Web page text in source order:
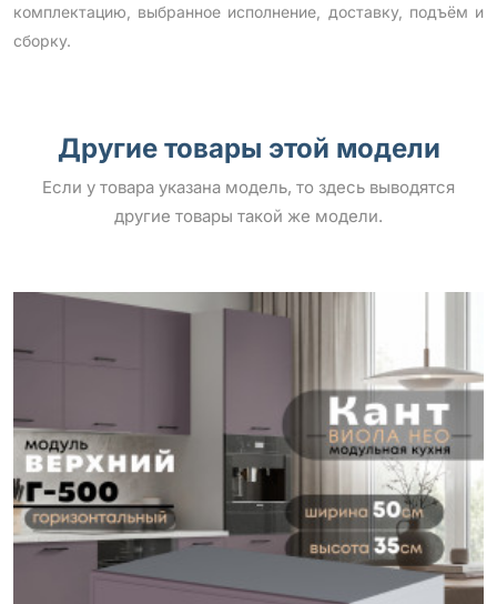
комплектацию, выбранное исполнение, доставку, подъём и
сборку.
Другие товары этой модели
Если у товара указана модель, то здесь выводятся
другие товары такой же модели.